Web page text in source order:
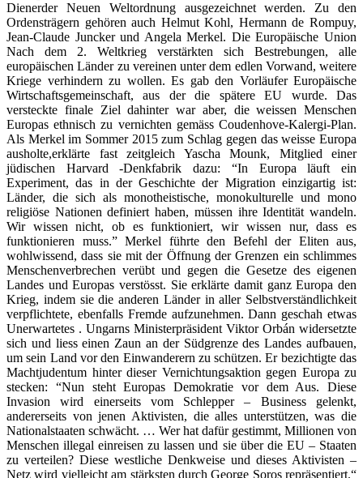
Dienerder Neuen Weltordnung ausgezeichnet werden. Zu den
Ordensträgern gehören auch Helmut Kohl, Hermann de Rompuy,
Jean-Claude Juncker und Angela Merkel. Die Europäische Union
Nach dem 2. Weltkrieg verstärkten sich Bestrebungen, alle
europäischen Länder zu vereinen unter dem edlen Vorwand, weitere
Kriege verhindern zu wollen. Es gab den Vorläufer Europäische
Wirtschaftsgemeinschaft, aus der die spätere EU wurde. Das
versteckte finale Ziel dahinter war aber, die weissen Menschen
Europas ethnisch zu vernichten gemäss Coudenhove-Kalergi-Plan.
Als Merkel im Sommer 2015 zum Schlag gegen das weisse Europa
ausholte,erklärte fast zeitgleich Yascha Mounk, Mitglied einer
jüdischen Harvard -Denkfabrik dazu: “In Europa läuft ein
Experiment, das in der Geschichte der Migration einzigartig ist:
Länder, die sich als monotheistische, monokulturelle und mono
religiöse Nationen definiert haben, müssen ihre Identität wandeln.
Wir wissen nicht, ob es funktioniert, wir wissen nur, dass es
funktionieren muss.” Merkel führte den Befehl der Eliten aus,
wohlwissend, dass sie mit der Öffnung der Grenzen ein schlimmes
Menschenverbrechen verübt und gegen die Gesetze des eigenen
Landes und Europas verstösst. Sie erklärte damit ganz Europa den
Krieg, indem sie die anderen Länder in aller Selbstverständlichkeit
verpflichtete, ebenfalls Fremde aufzunehmen. Dann geschah etwas
Unerwartetes . Ungarns Ministerpräsident Viktor Orbán widersetzte
sich und liess einen Zaun an der Südgrenze des Landes aufbauen,
um sein Land vor den Einwanderern zu schützen. Er bezichtigte das
Machtjudentum hinter dieser Vernichtungsaktion gegen Europa zu
stecken: “Nun steht Europas Demokratie vor dem Aus. Diese
Invasion wird einerseits vom Schlepper – Business gelenkt,
andererseits von jenen Aktivisten, die alles unterstützen, was die
Nationalstaaten schwächt. … Wer hat dafür gestimmt, Millionen von
Menschen illegal einreisen zu lassen und sie über die EU – Staaten
zu verteilen? Diese westliche Denkweise und dieses Aktivisten –
Netz wird vielleicht am stärksten durch George Soros repräsentiert.“